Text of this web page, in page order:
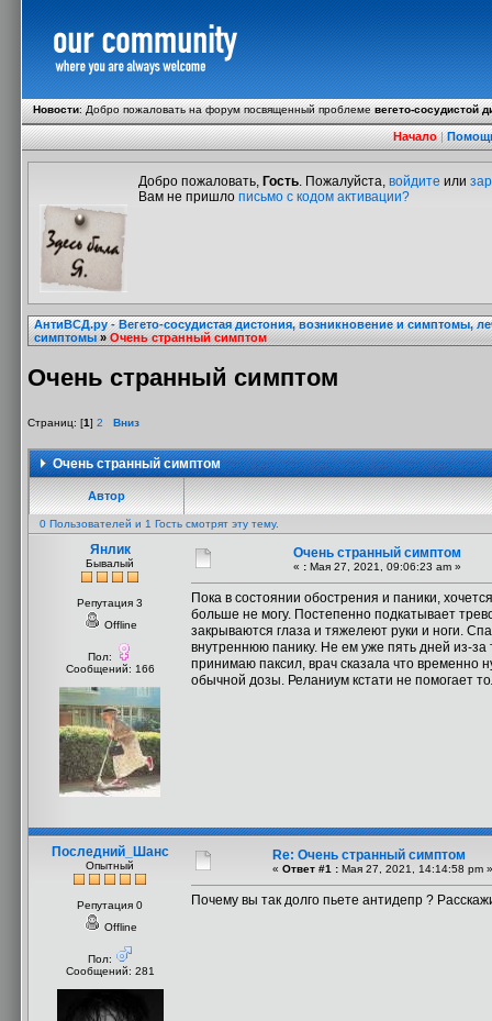
Новости:Добро пожаловать на форум посвященный проблемевегето-сосудистой
Начало|
Добро пожаловать, Гость. Пожалуйста, войдите или
Вам не пришло письмо с кодом активации?
АнтиВСД.ру - Вегето-сосудистая дистония, возникновение и симптомы,
симптомы»Очень странный симптом
Очень странный симптом
Страниц: [1] 2 Вниз
Очень странный симптом
Автор
0 Пользователей и 1 Гость смотрят эту тему.
Янлик
Бывалый
Репутация 3
Offline
Пол:
Сообщений: 166
Очень странный симптом
« : Мая 27, 2021, 09:06:23 am »
Пока в состоянии обострения и паники,
больше не могу. Постепенно подкатывает
закрываются глаза и тяжелеют руки и ноги.
внутреннюю панику. Не ем уже пять дней из-
принимаю паксил, врач сказала что временно
обычной дозы. Реланиум кстати не помогает
Последний_Шанс
Опытный
Репутация 0
Offline
Пол:
Сообщений: 281
Re: Очень странный симптом
« Ответ #1 : Мая 27, 2021, 14:14:58 pm »
Почему вы так долго пьете антидепр ?